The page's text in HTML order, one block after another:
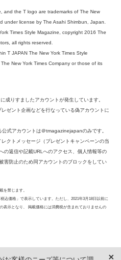
and the T logo are trademarks of The New
under license by The Asahi Shimbun, Japan.
Times Style Magazine, copyright 2016 The
all rights reserved.
T JAPAN The New York Times Style
New York Times Company or those of its
成りすましたアカウントが発生しています。
ゼント企画などを行なっている偽アカウントに
式アカウントは＠tmagazinejapanのみです。
クトメッセージ（プレゼントキャンペーンの当
の返信や記載URLへのアクセス、個人情報等の
害防止のため同アカウントのブロックをしてい
を禁じます。
込価格」で表示しています。ただし、2021年3月18日以前に
表示となり、 掲載価格には消費税が含まれておりませんの